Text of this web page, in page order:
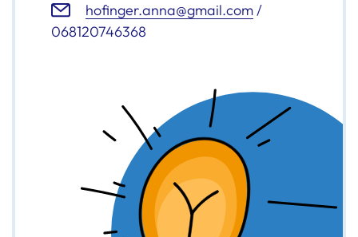
hofinger.anna@gmail.com/
068120746368